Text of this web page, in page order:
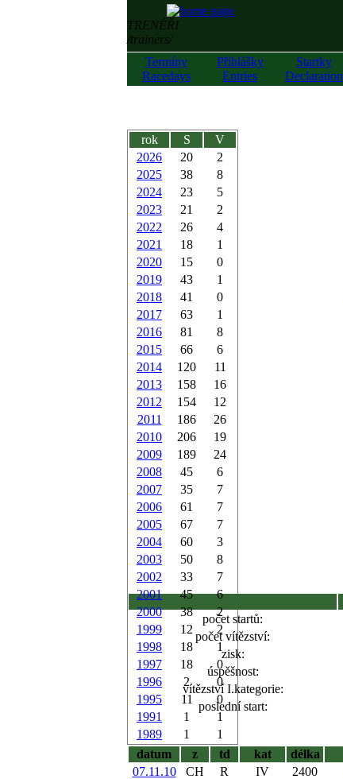
TRENÉŘI
/trainers/
Termíny
Racedays
Přihlášky
Entries
Startky
Declaration
rok S
V
2026
20
2
2025
38
8
2024
23
5
2023
21
2
2022
26
4
2021
18
1
2020
15
0
2019
43
1
2018
41
0
2017
63
1
2016
81
8
2015
66
6
2014
120
11
2013
158
16
2012
154
12
2011
186
26
2010
206
19
2009
189
24
2008
45
6
2007
35
7
2006
61
7
2005
67
7
2004
60
3
2003
50
8
2002
33
7
2001
45
6
2000
38
2
1999
12
2
1998
18
1
1997
18
0
1996
2
0
1995
11
0
1991
1
1
1989
1 1
počet startů:
počet vítězství:
zisk:
úspěšnost:
vítězství I.kategorie:
poslední start:
datum
z td kat délka
07.11.10
CH R IV 2400